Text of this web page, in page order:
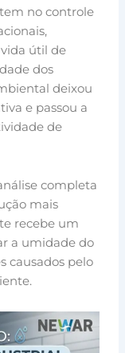
no controle
útil de
dos
deixou
e passou a
de
completa
mais
recebe um
a umidade do
causados pelo